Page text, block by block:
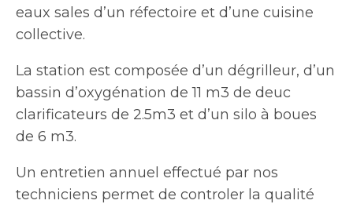
eaux sales d’un réfectoire et d’une cuisine
collective.
La station est composée d’un dégrilleur, d’un
bassin d’oxygénation de 11 m3 de deuc
clarificateurs de 2.5m3 et d’un silo à boues
de 6 m3.
Un entretien annuel effectué par nos
techniciens permet de controler la qualité